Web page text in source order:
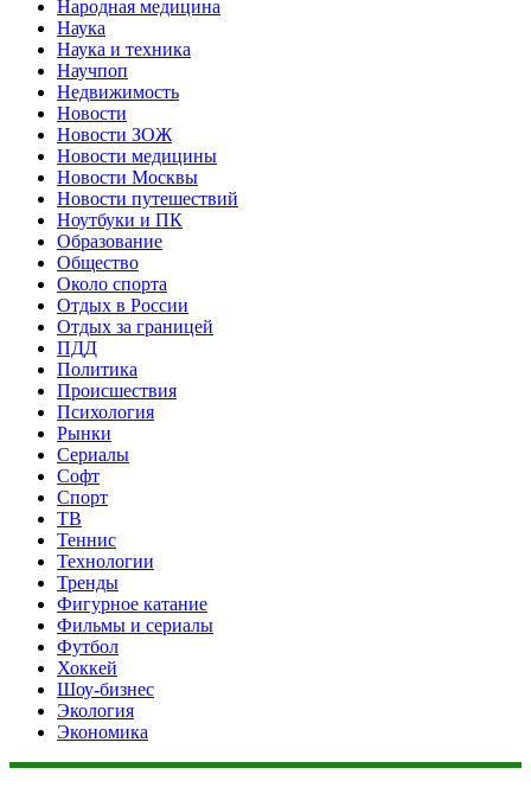
Народная медицина
Наука
Наука и техника
Научпоп
Недвижимость
Новости
Новости ЗОЖ
Новости медицины
Новости Москвы
Новости путешествий
Ноутбуки и ПК
Образование
Общество
Около спорта
Отдых в России
Отдых за границей
ПДД
Политика
Происшествия
Психология
Рынки
Сериалы
Софт
Спорт
ТВ
Теннис
Технологии
Тренды
Фигурное катание
Фильмы и сериалы
Футбол
Хоккей
Шоу-бизнес
Экология
Экономика